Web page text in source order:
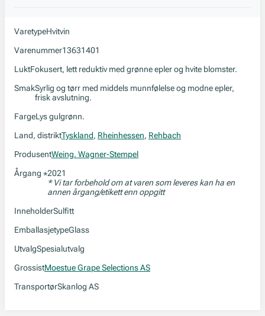
VaretypeHvitvin
Varenummer13631401
LuktFokusert, lett reduktiv med grønne epler og hvite blomster.
SmakSyrlig og tørr med middels munnfølelse og modne epler,
frisk avslutning.
FargeLys gulgrønn.
Land, distriktTyskland, Rheinhessen, Rehbach
ProdusentWeing. Wagner-Stempel
Årgang *2021
* Vi tar forbehold om at varen som leveres kan ha en
annen årgang/etikett enn oppgitt
InneholderSulfitt
EmballasjetypeGlass
UtvalgSpesialutvalg
GrossistMoestue Grape Selections AS
TransportørSkanlog AS